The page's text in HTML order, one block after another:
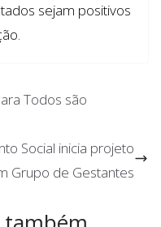
sejam positivos
Todos são
Social inicia projeto
Grupo de Gestantes